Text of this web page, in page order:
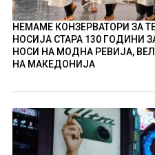
НЕМАМЕ КОНЗЕРВАТОРИ ЗА
НОСИЈА СТАРА 130 ГОДИНИ
НОСИ НА МОДНА РЕВИЈА,
НА МАКЕДОНИЈА